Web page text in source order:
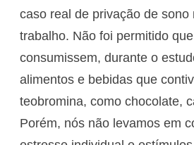
caso real de privação de sono
trabalho. Não foi permitido
consumissem, durante o
alimentos e bebidas que
teobromina, como chocolate,
Porém, nós não levamos em